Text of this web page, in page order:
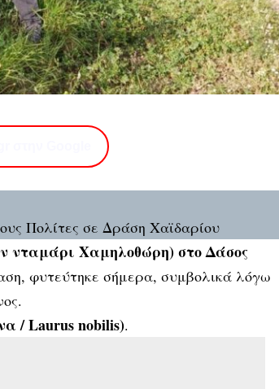
Πολίτες σε Δράση Χαϊδαρίου
νταμάρι Χαμηλοθώρη) στο Δάσος
φυτεύτηκε σήμερα, συμβολικά λόγω
/ Laurus nobilis).